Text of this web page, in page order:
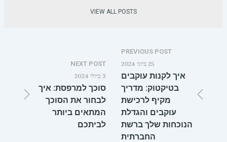
VIEW ALL POSTS
PREVIOUS POST
25 ביוני 2024
איך לקנות עוקבים
בטיקטוק: מדריך
מקיף לרכישת
עוקבים והגדלת
הנוכחות שלך ברשת
החברתית
NEXT POST
3 ביולי 2024
סוכך למרפסת: איך
לבחור את הסוכך
המתאים ביותר
לביתכם